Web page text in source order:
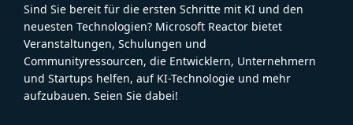
Sind Sie bereit für die ersten Schritte mit KI und den
neuesten Technologien? Microsoft Reactor bietet
Veranstaltungen, Schulungen und
Communityressourcen, die Entwicklern, Unternehmern
und Startups helfen, auf KI-Technologie und mehr
aufzubauen. Seien Sie dabei!